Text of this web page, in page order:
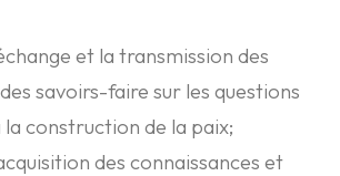
et la transmission des
savoirs-faire sur les questions
la construction de la paix;
des connaissances et